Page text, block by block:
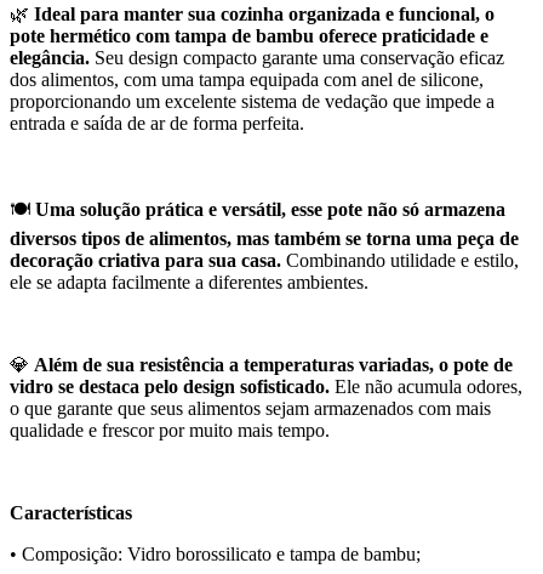
🌿 Ideal para manter sua cozinha organizada e funcional, o
pote hermético com tampa de bambu oferece praticidade e
elegância. Seu design compacto garante uma conservação eficaz
dos alimentos, com uma tampa equipada com anel de silicone,
proporcionando um excelente sistema de vedação que impede a
entrada e saída de ar de forma perfeita.
🍽️ Uma solução prática e versátil, esse pote não só armazena
diversos tipos de alimentos, mas também se torna uma peça de
decoração criativa para sua casa. Combinando utilidade e estilo,
ele se adapta facilmente a diferentes ambientes.
💎 Além de sua resistência a temperaturas variadas, o pote de
vidro se destaca pelo design sofisticado. Ele não acumula odores,
o que garante que seus alimentos sejam armazenados com mais
qualidade e frescor por muito mais tempo.
Características
• Composição: Vidro borossilicato e tampa de bambu;